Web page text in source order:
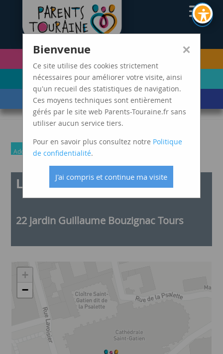
PETITE ENFANCE
(0-5 ANS)
ENFANCE
(6-11 ANS)
ADOLESCENCE ET
JEUNES ADULTES
LES ÉVÈNEMENTS
DE VIE MARDIS SPAGHETTI
Adolescence et jeunes adultes
Le p’tit bal du sud
22 jardin Guillaume Bouzignac Tours
+
−
×
Bienvenue
Ce site utilise des cookies strictement
nécessaires pour améliorer votre visite, ainsi
qu'un recueil des statistiques de navigation.
Ces moyens techniques sont entièrement
gérés par le site web Parents-Touraine.fr sans
utiliser aucun service tiers.
Pour en savoir plus consultez notre Politique
de confidentialité.
J'ai compris et continue ma visite